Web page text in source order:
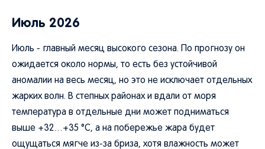
Июль 2026
Июль - главный месяц высокого сезона. По прогнозу он
ожидается около нормы, то есть без устойчивой
аномалии на весь месяц, но это не исключает отдельных
жарких волн. В степных районах и вдали от моря
температура в отдельные дни может подниматься
выше +32…+35 °C, а на побережье жара будет
ощущаться мягче из-за бриза, хотя влажность может